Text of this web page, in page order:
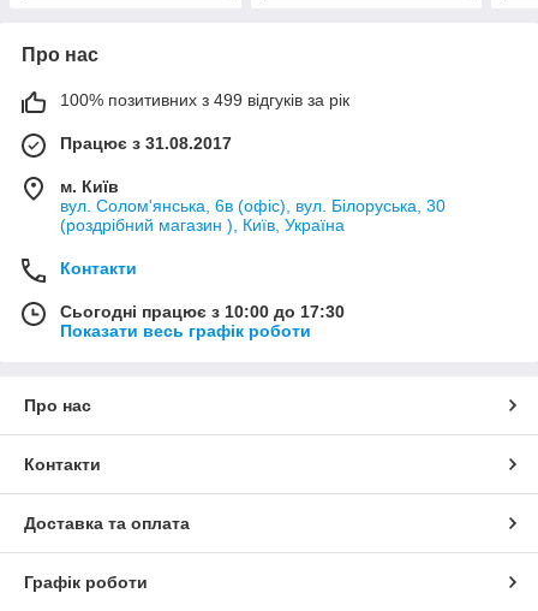
Про нас
100% позитивних з 499 відгуків за рік
Працює з 31.08.2017
м. Київ
вул. Солом'янська, 6в (офіс), вул. Білоруська, 30
(роздрібний магазин ), Київ, Україна
Контакти
Сьогодні працює з 10:00 до 17:30
Показати весь графік роботи
Про нас
Контакти
Доставка та оплата
Графік роботи